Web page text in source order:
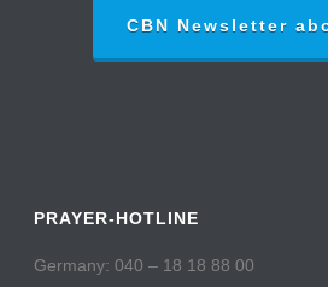
CBN Newsletter
PRAYER-HOTLINE
Germany: 040 – 18 18 88 00